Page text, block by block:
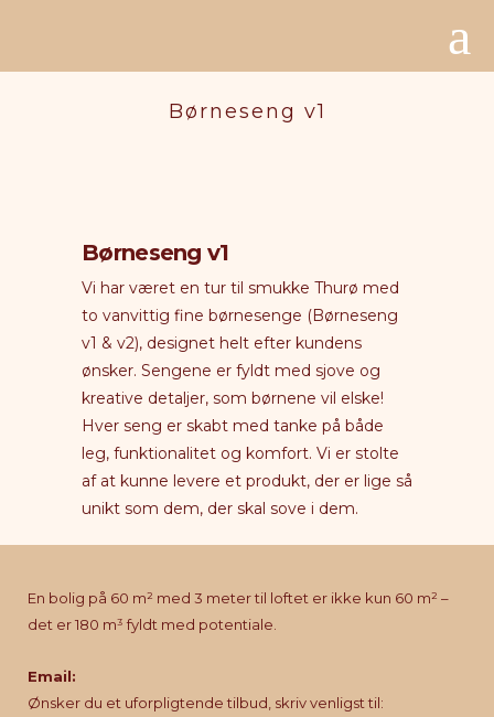
Børneseng v1
Børneseng v1
Vi har været en tur til smukke Thurø med
to vanvittig fine børnesenge (Børneseng
v1 & v2), designet helt efter kundens
ønsker. Sengene er fyldt med sjove og
kreative detaljer, som børnene vil elske!
Hver seng er skabt med tanke på både
leg, funktionalitet og komfort. Vi er stolte
af at kunne levere et produkt, der er lige så
unikt som dem, der skal sove i dem.
En bolig på 60 m² med 3 meter til loftet er ikke kun 60 m² –
det er 180 m³ fyldt med potentiale.
Email:
Ønsker du et uforpligtende tilbud, skriv venligst til: